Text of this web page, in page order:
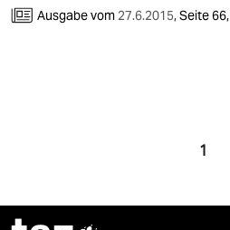
Ausgabe vom 27.6.2015,Seite 66,
1